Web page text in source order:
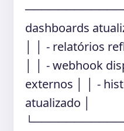
dashboards
│ │ - relatórios
│ │ - webhook
externos │ │ -
atualizado │